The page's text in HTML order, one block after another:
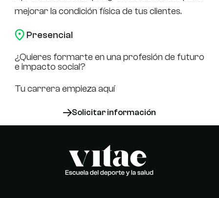
mejorar la condición física de tus clientes.
Presencial
¿Quieres formarte en una profesión de futuro
e impacto social?
Tu carrera empieza aquí
Solicitar información